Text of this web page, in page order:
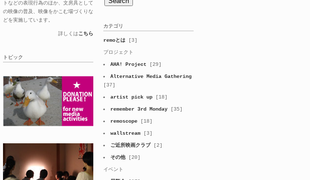
トなどの表現行為のほか、文房具として
の映像の普及、映像をかこむ場づくりな
どを実施しています。
詳しくはこちら
トピック
カテゴリ
remoとは [3]
プロジェクト
AHA! Project [29]
Alternative Media Gathering
[37]
artist pick up [18]
remember 3rd Monday [35]
remoscope [18]
wallstream [3]
ご近所映画クラブ [2]
その他[20]
イベント